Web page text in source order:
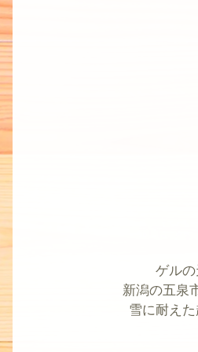
ゲル
新潟の五泉
雪に耐え